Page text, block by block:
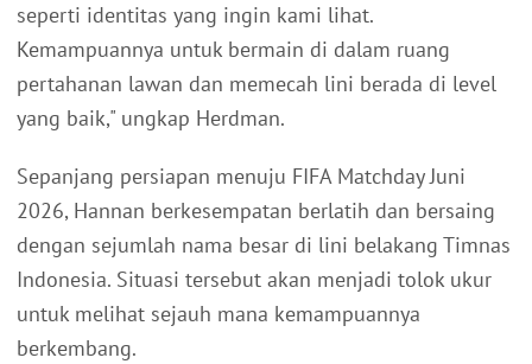
seperti identitas yang ingin kami lihat.
Kemampuannya untuk bermain di dalam ruang
pertahanan lawan dan memecah lini berada di level
yang baik," ungkap Herdman.
Sepanjang persiapan menuju FIFA Matchday Juni
2026, Hannan berkesempatan berlatih dan bersaing
dengan sejumlah nama besar di lini belakang Timnas
Indonesia. Situasi tersebut akan menjadi tolok ukur
untuk melihat sejauh mana kemampuannya
berkembang.